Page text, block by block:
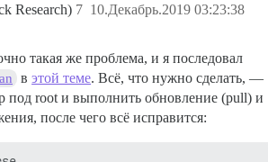
Research) 10.Декабрь.2019 03:23:38
7
такая же проблема, и я последовал
вэтой теме. Всё, что нужно сделать, —
под root и выполнить обновление (pull) и
после чего всё исправится: